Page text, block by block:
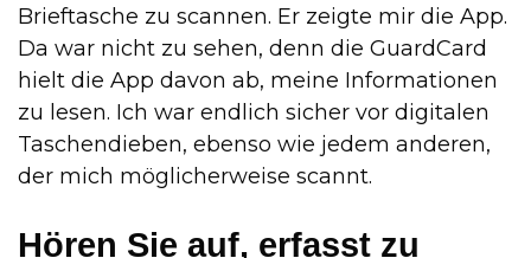
Brieftasche zu scannen. Er zeigte mir die App.
Da war nicht zu sehen, denn die GuardCard
hielt die App davon ab, meine Informationen
zu lesen. Ich war endlich sicher vor digitalen
Taschendieben, ebenso wie jedem anderen,
der mich möglicherweise scannt.
Hören Sie auf, erfasst zu